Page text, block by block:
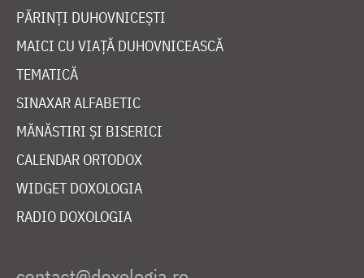
PĂRINȚI DUHOVNICEȘTI
MAICI CU VIAȚĂ DUHOVNICEASCĂ
TEMATICĂ
SINAXAR ALFABETIC
MĂNĂSTIRI ȘI BISERICI
CALENDAR ORTODOX
WIDGET DOXOLOGIA
RADIO DOXOLOGIA